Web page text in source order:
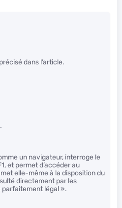
dans l’article.
un navigateur, interroge le
et permet d’accéder au
elle-même à la disposition du
directement par les
parfaitement légal ».